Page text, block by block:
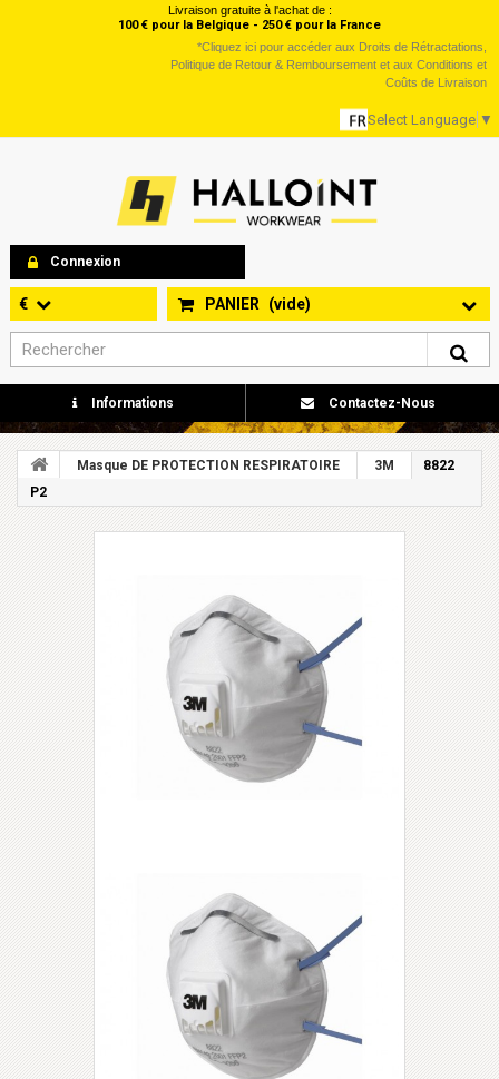
Livraison gratuite à l'achat de :
100 € pour la Belgique - 250 € pour la France
*Cliquez ici pour accéder aux Droits de Rétractations,
Politique de Retour & Remboursement et aux Conditions et
Coûts de Livraison
Select Language ▼
Connexion
PANIER (vide)
€
Informations Contactez-Nous
Masque DE PROTECTION RESPIRATOIRE 3M
8822
P2